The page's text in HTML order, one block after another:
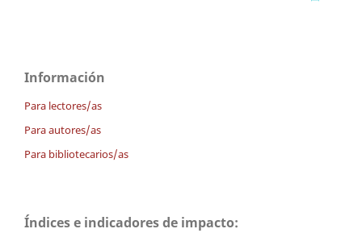
Información
Para lectores/as
Para autores/as
Para bibliotecarios/as
Índices e indicadores de impacto: